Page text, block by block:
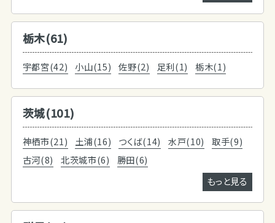
栃木(61)
宇都宮(42) 小山(15) 佐野(2) 足利(1) 栃木(1)
茨城(101)
神栖市(21) 土浦(16) つくば(14) 水戸(10)
取手(9)
古河(8)
北茨城市(6)
勝田(6)
もっと見る